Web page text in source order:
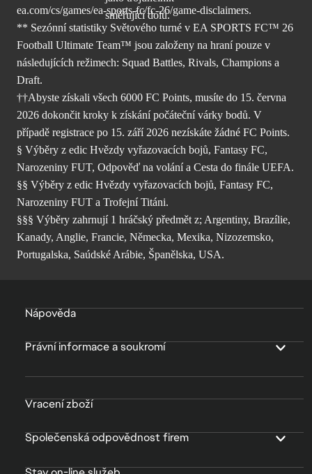
ea.com/cs/games/ea-sports-fc/fc-26/game-disclaimers.
** Sezónní statistiky Světového turné v EA SPORTS FC™ 26
Football Ultimate Team™ jsou založeny na hraní pouze v
následujících režimech: Squad Battles, Rivals, Champions a
Draft.
††Abyste získali všech 6000 FC Points, musíte do 15. června
2026 dokončit kroky k získání počáteční várky bodů. V
případě registrace po 15. září 2026 nezískáte žádné FC Points.
§ Výběry z edic Hvězdy vyřazovacích bojů, Fantasy FC,
Narozeniny FUT, Odpověď na volání a Cesta do finále UEFA.
§§ Výběry z edic Hvězdy vyřazovacích bojů, Fantasy FC,
Narozeniny FUT a Trofejní Titáni.
§§§ Výběry zahrnují 1 hráčský předmět z; Argentiny, Brazílie,
Kanady, Anglie, Francie, Německa, Mexika, Nizozemsko,
Portugalska, Saúdské Arábie, Španělska, USA.
Nápověda
Právní informace a soukromí
Vracení zboží
Společenská odpovědnost firem